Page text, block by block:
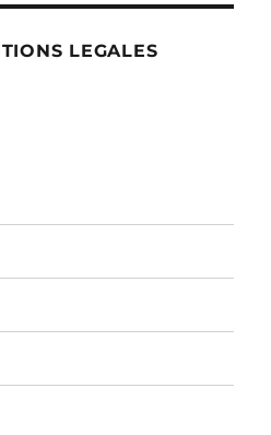
LEGALES